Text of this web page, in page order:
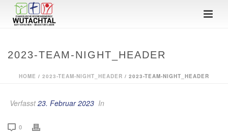
2023-TEAM-NIGHT_HEADER
HOME / 2023-TEAM-NIGHT_HEADER / 2023-TEAM-NIGHT_HEADER
Verfasst23. Februar 2023 In
0